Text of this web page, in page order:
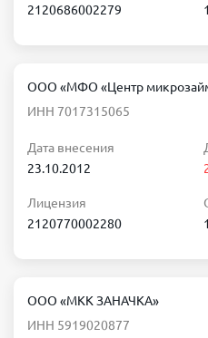
2120686002279
ООО «МФО «Центр
ИНН 7017315065
Дата внесения
23.10.2012
Лицензия
2120770002280
ООО «МКК ЗАНАЧКА»
ИНН 5919020877